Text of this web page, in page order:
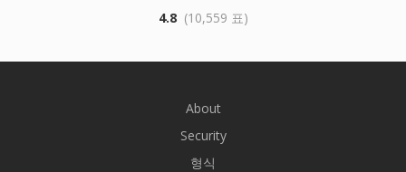
4.8 (10,559 표)
About
Security
형식